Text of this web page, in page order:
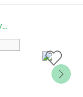
Barbie Convertible Rosa Vehículo para Muñecas Barbie HBY29